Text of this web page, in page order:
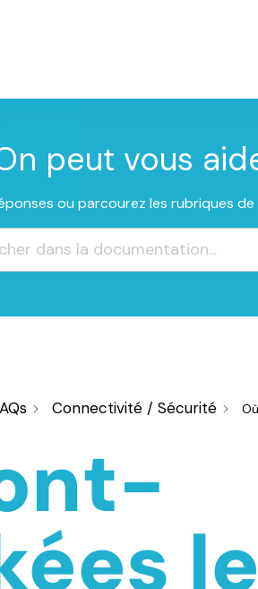
peut vous
ou parcourez les rubriques
Connectivité / Sécurité